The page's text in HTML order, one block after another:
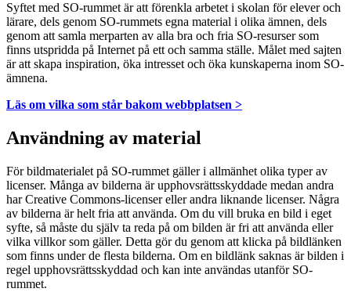
Syftet med SO-rummet är att förenkla arbetet i skolan för elever och
lärare, dels genom SO-rummets egna material i olika ämnen, dels
genom att samla merparten av alla bra och fria SO-resurser som
finns utspridda på Internet på ett och samma ställe. Målet med sajten
är att skapa inspiration, öka intresset och öka kunskaperna inom SO-
ämnena.
Läs om vilka som står bakom webbplatsen >
Användning av material
För bildmaterialet på SO-rummet gäller i allmänhet olika typer av
licenser. Många av bilderna är upphovsrättsskyddade medan andra
har Creative Commons-licenser eller andra liknande licenser. Några
av bilderna är helt fria att använda. Om du vill bruka en bild i eget
syfte, så måste du själv ta reda på om bilden är fri att använda eller
vilka villkor som gäller. Detta gör du genom att klicka på bildlänken
som finns under de flesta bilderna. Om en bildlänk saknas är bilden i
regel upphovsrättsskyddad och kan inte användas utanför SO-
rummet.